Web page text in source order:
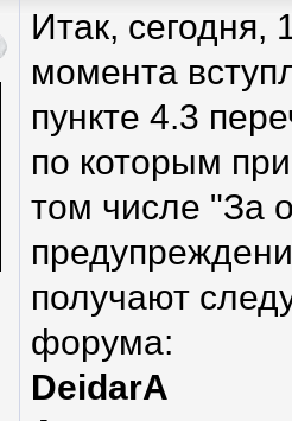
Итак, сегодня,
момента
пункте 4.3
по которым
том числе "За
получают
форума:
DeidarA